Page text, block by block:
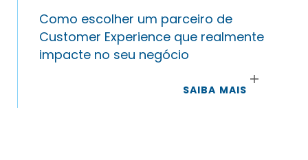
Como escolher um parceiro de
Customer Experience que realmente
impacte no seu negócio
SAIBA MAIS